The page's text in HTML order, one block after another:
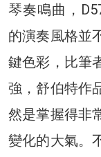
琴奏鳴曲，
的演奏風格並
鍵色彩，比筆
強，舒伯特作
然是掌握得非
變化的大氣。